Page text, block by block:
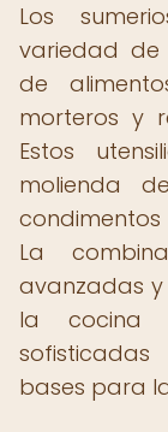
Los
variedad de
de
morteros y
Estos
molienda
La
avanzadas y
la cocina
bases para